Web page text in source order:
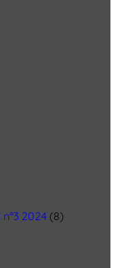
2024 (8)